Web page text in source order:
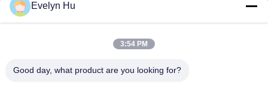
কারখানা ভ্রমণ
Evelyn Hu
3:54 PM
Good day, what product are you looking for?